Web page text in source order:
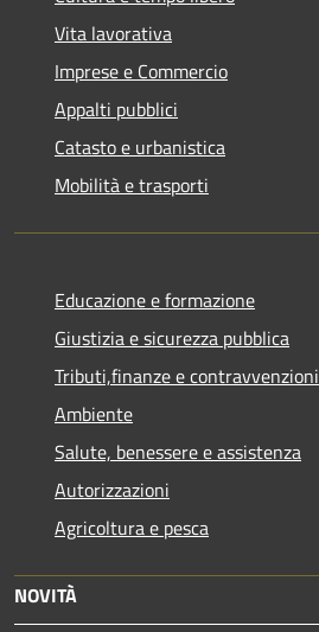
Vita lavorativa
Imprese e Commercio
Appalti pubblici
Catasto e urbanistica
Mobilità e trasporti
Educazione e formazione
Giustizia e sicurezza pubblica
Tributi,finanze e contravvenzioni
Ambiente
Salute, benessere e assistenza
Autorizzazioni
Agricoltura e pesca
NOVITÀ